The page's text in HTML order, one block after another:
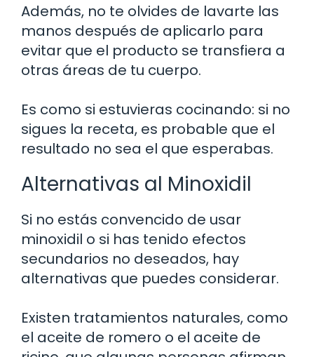
Además, no te olvides de lavarte las
manos después de aplicarlo para
evitar que el producto se transfiera a
otras áreas de tu cuerpo.
Es como si estuvieras cocinando: si no
sigues la receta, es probable que el
resultado no sea el que esperabas.
Alternativas al Minoxidil
Si no estás convencido de usar
minoxidil o si has tenido efectos
secundarios no deseados, hay
alternativas que puedes considerar.
Existen tratamientos naturales, como
el aceite de romero o el aceite de